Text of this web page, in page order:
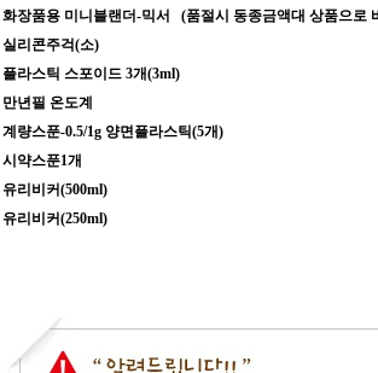
화장품용 미니블랜더-믹서 (품절시 동종금액대 상품으로
실리콘주걱(소)
플라스틱 스포이드 3개(3ml)
만년필 온도계
계량스푼-0.5/1g 양면플라스틱(5개)
시약스푼1개
유리비커(500ml)
유리비커(250ml)